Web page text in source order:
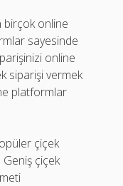
birçok online
sayesinde
online
siparişi vermek
platformlar
çiçek
çiçek